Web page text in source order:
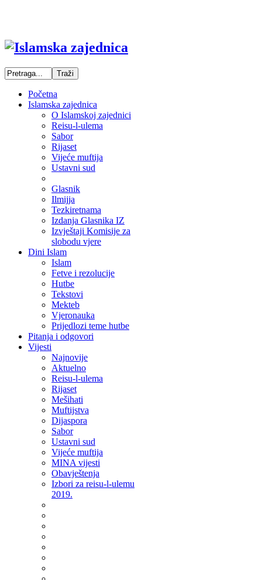
Početna
Islamska zajednica
O Islamskoj zajednici
Reisu-l-ulema
Sabor
Rijaset
Vijeće muftija
Ustavni sud
Glasnik
Ilmijja
Tezkiretnama
Izdanja Glasnika IZ
Izvještaji Komisije za
slobodu vjere
Dini Islam
Islam
Fetve i rezolucije
Hutbe
Tekstovi
Mekteb
Vjeronauka
Prijedlozi teme hutbe
Pitanja i odgovori
Vijesti
Najnovije
Aktuelno
Reisu-l-ulema
Rijaset
Mešihati
Muftijstva
Dijaspora
Sabor
Ustavni sud
Vijeće muftija
MINA vijesti
Obavještenja
Izbori za reisu-l-ulemu
2019.